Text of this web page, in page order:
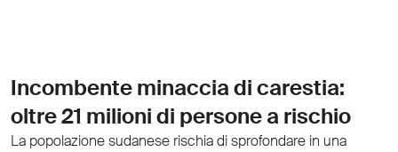
Incombente minaccia di carestia:
oltre 21 milioni di persone a rischio
La popolazione sudanese rischia di sprofondare in una